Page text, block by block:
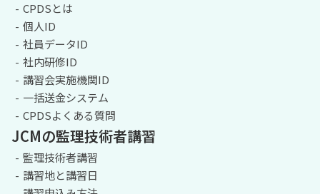
CPDSとは
個人ID
社員データID
社内研修ID
講習会実施機関ID
一括送金システム
CPDSよくある質問
JCMの監理技術者講習
監理技術者講習
講習地と講習日